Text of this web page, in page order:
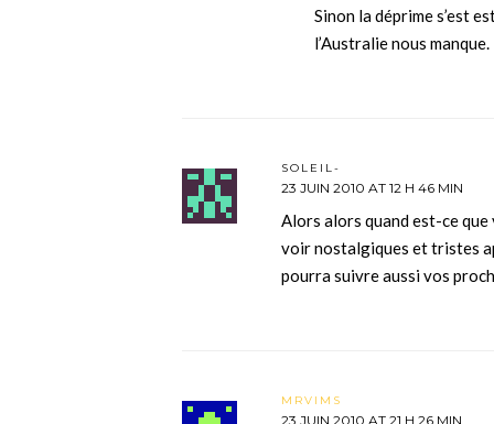
Sinon la déprime s’est
l’Australie nous manque.
SOLEIL-
23 JUIN 2010 AT 12 H 46 MIN
Alors alors quand est-ce
voir nostalgiques et tristes
pourra suivre aussi vos
MRVIMS
23 JUIN 2010 AT 21 H 26 MIN